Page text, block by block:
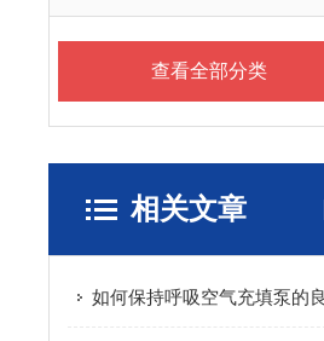
查看全部分类
相关文章